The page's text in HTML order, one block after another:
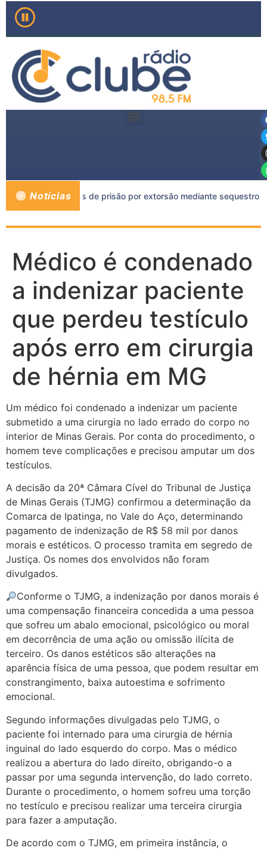
Notícias
a mais de 11 anos de prisão por extorsão mediante sequestro
Médico é condenado
a indenizar paciente
que perdeu testículo
após erro em cirurgia
de hérnia em MG
Um médico foi condenado a indenizar um paciente
submetido a uma cirurgia no lado errado do corpo no
interior de Minas Gerais. Por conta do procedimento, o
homem teve complicações e precisou amputar um dos
testículos.
A decisão da 20ª Câmara Cível do Tribunal de Justiça
de Minas Gerais (TJMG) confirmou a determinação da
Comarca de Ipatinga, no Vale do Aço, determinando
pagamento de indenização de R$ 58 mil por danos
morais e estéticos. O processo tramita em segredo de
Justiça. Os nomes dos envolvidos não foram
divulgados.
Conforme o TJMG, a indenização por danos morais é
uma compensação financeira concedida a uma pessoa
que sofreu um abalo emocional, psicológico ou moral
em decorrência de uma ação ou omissão ilícita de
terceiro. Os danos estéticos são alterações na
aparência física de uma pessoa, que podem resultar em
constrangimento, baixa autoestima e sofrimento
emocional.
Segundo informações divulgadas pelo TJMG, o
paciente foi internado para uma cirurgia de hérnia
inguinal do lado esquerdo do corpo. Mas o médico
realizou a abertura do lado direito, obrigando-o a
passar por uma segunda intervenção, do lado correto.
Durante o procedimento, o homem sofreu uma torção
no testículo e precisou realizar uma terceira cirurgia
para fazer a amputação.
De acordo com o TJMG, em primeira instância, o